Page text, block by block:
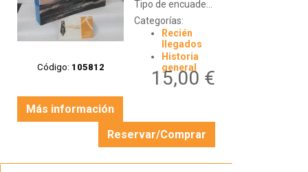
Código: 105812
Tipo de encuadernación:
Categorías:
Recién
llegados
Historia
general
15,00 €
Más información
Reservar/Comprar